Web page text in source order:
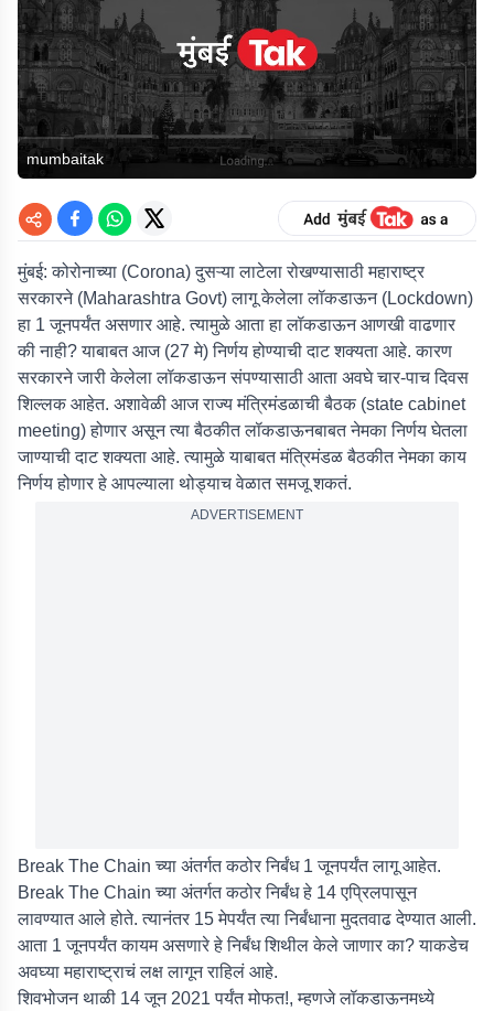
mumbaitak
मुंबई:कोरोनाच्या (Corona) दुसऱ्या लाटेला रोखण्यासाठी महाराष्ट्र
सरकारने (Maharashtra Govt) लागू केलेला लॉकडाऊन (Lockdown)
हा 1 जूनपर्यंत असणार आहे. त्यामुळे आता हा लॉकडाऊन आणखी वाढणार
की नाही? याबाबत आज (27 मे) निर्णय होण्याची दाट शक्यता आहे. कारण
सरकारने जारी केलेला लॉकडाऊन संपण्यासाठी आता अवघे चार-पाच दिवस
शिल्लक आहेत. अशावेळी आज राज्य मंत्रिमंडळाची बैठक (state cabinet
meeting) होणार असून त्या बैठकीत लॉकडाऊनबाबत नेमका निर्णय घेतला
जाण्याची दाट शक्यता आहे. त्यामुळे याबाबत मंत्रिमंडळ बैठकीत नेमका काय
निर्णय होणार हे आपल्याला थोड्याच वेळात समजू शकतं.
ADVERTISEMENT
Break The Chain च्या अंतर्गत कठोर निर्बंध 1 जूनपर्यंत लागू आहेत.
Break The Chain च्या अंतर्गत कठोर निर्बंध हे 14 एप्रिलपासून
लावण्यात आले होते. त्यानंतर 15 मेपर्यंत त्या निर्बंधाना मुदतवाढ देण्यात आली.
आता 1 जूनपर्यंत कायम असणारे हे निर्बंध शिथील केले जाणार का? याकडेच
अवघ्या महाराष्ट्राचं लक्ष लागून राहिलं आहे.
शिवभोजन थाळी 14 जून 2021 पर्यंत मोफत!, म्हणजे लॉकडाऊनमध्ये